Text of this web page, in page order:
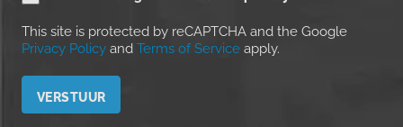
This site is protected by reCAPTCHA and the Google
Privacy Policy and Terms of Service apply.